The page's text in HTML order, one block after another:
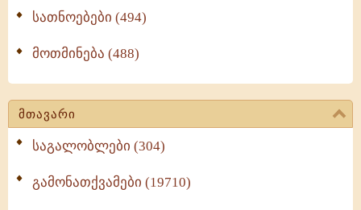
სათნოებები (494)
მოთმინება (488)
მთავარი
საგალობლები (304)
გამონათქვამები (19710)